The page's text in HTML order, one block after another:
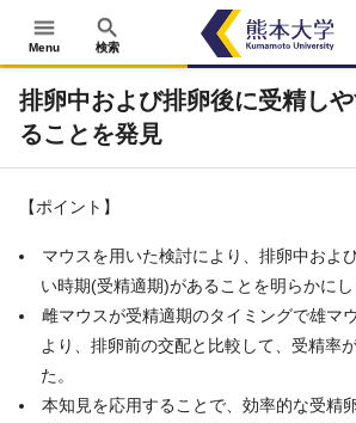
menu
Menu
search
検索
排卵中および排卵後に受精し
ることを発見
【ポイント】
マウスを用いた検討により、排卵中およ
い時期(受精適期)があることを明らかにし
雌マウスが受精適期のタイミングで雄マ
より、排卵前の交配と比較して、受精率
た。
本知見を応用することで、効率的な受精